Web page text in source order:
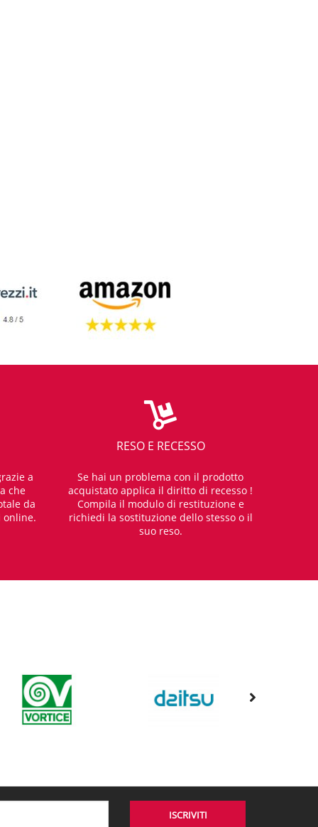
a
che
da
RESO E RECESSO
Se hai un problema con il prodotto
acquistato applica il diritto di recesso !
Compila il modulo di restituzione e
richiedi la sostituzione dello stesso o il
suo reso.
ISCRIVITI